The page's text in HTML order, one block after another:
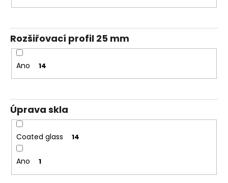
Rozšiřovací profil 25 mm
Ano 14
Úprava skla
Coated glass 14
Ano 1